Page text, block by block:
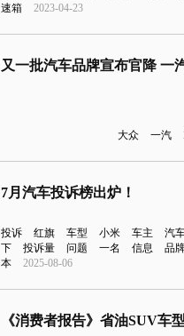
速箱
2023-04-23
大众 一汽
7月汽车投诉榜出炉！
投诉 红旗 车型 小米 车主 汽
下
投诉量 问题 一名 信息 品
本
2025-08-06